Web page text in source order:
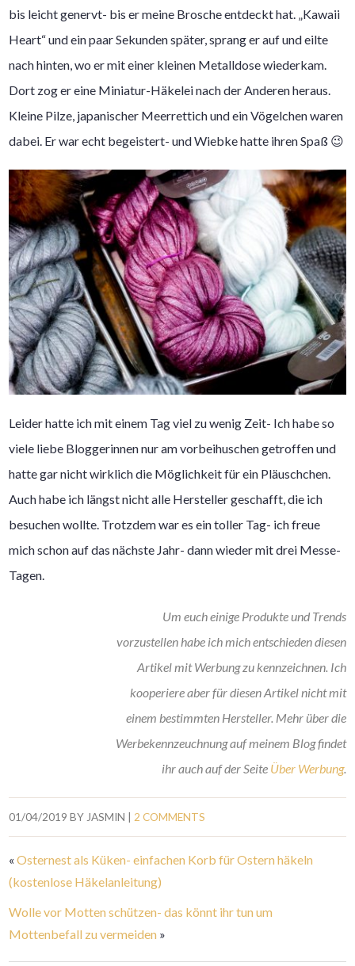
bis leicht genervt- bis er meine Brosche entdeckt hat. „Kawaii
Heart“ und ein paar Sekunden später, sprang er auf und eilte
nach hinten, wo er mit einer kleinen Metalldose wiederkam.
Dort zog er eine Miniatur-Häkelei nach der Anderen heraus.
Kleine Pilze, japanischer Meerrettich und ein Vögelchen waren
dabei. Er war echt begeistert- und Wiebke hatte ihren Spaß 😉
Leider hatte ich mit einem Tag viel zu wenig Zeit- Ich habe so
viele liebe Bloggerinnen nur am vorbeihuschen getroffen und
hatte gar nicht wirklich die Möglichkeit für ein Pläuschchen.
Auch habe ich längst nicht alle Hersteller geschafft, die ich
besuchen wollte. Trotzdem war es ein toller Tag- ich freue
mich schon auf das nächste Jahr- dann wieder mit drei Messe-
Tagen.
Um euch einige Produkte und Trends
vorzustellen habe ich mich entschieden diesen
Artikel mit Werbung zu kennzeichnen. Ich
kooperiere aber für diesen Artikel nicht mit
einem bestimmten Hersteller. Mehr über die
Werbekennzeuchnung auf meinem Blog findet
ihr auch auf der Seite Über Werbung.
01/04/2019 BY JASMIN 2 COMMENTS
«Osternest als Küken- einfachen Korb für Ostern häkeln
(kostenlose Häkelanleitung)
Wolle vor Motten schützen- das könnt ihr tun um
Mottenbefall zu vermeiden »